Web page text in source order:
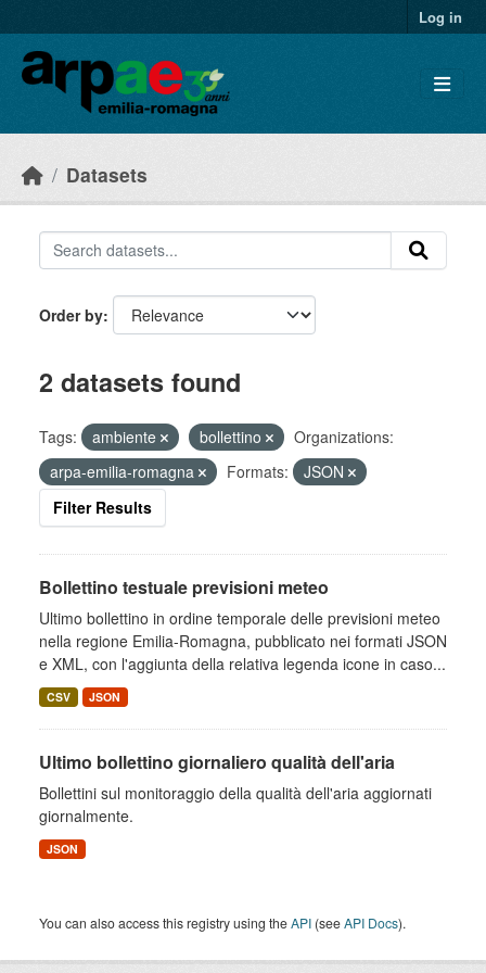
Log in
Datasets
Order by
2 datasets found
Tags: ambiente bollettino
Organizations:
arpa-emilia-romagna
Formats:
JSON
Filter Results
Bollettino testuale previsioni meteo
Ultimo bollettino in ordine temporale delle previsioni meteo
nella regione Emilia-Romagna, pubblicato nei formati JSON
e XML, con l'aggiunta della relativa legenda icone in caso...
CSV JSON
Ultimo bollettino giornaliero qualità dell'aria
Bollettini sul monitoraggio della qualità dell'aria aggiornati
giornalmente.
JSON
You can also access this registry using theAPI (seeAPI Docs).